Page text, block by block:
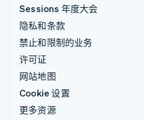
Sessions 年度大会
隐私和条款
禁止和限制的业务
许可证
网站地图
Cookie 设置
更多资源